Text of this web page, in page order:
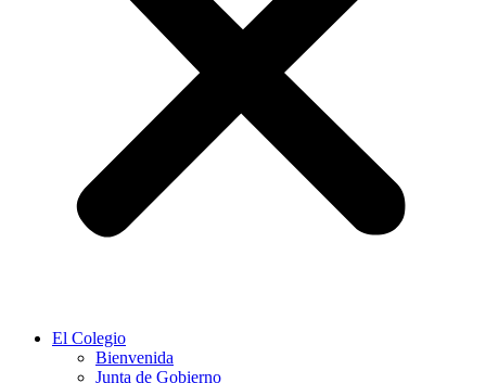
El Colegio
Bienvenida
Junta de Gobierno